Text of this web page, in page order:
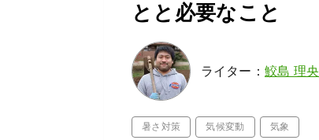
とと必要なこと
ライター：鮫島 理央
暑さ対策 気候変動 気象